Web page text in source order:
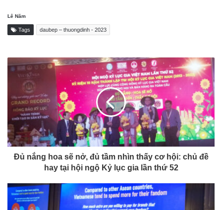
Lê Năm
Tags daubep – thuongdinh - 2023
Đủ nắng hoa sẽ nở, đủ tầm nhìn thấy cơ hội: chủ đề
hay tại hội ngộ Kỷ lục gia lần thứ 52